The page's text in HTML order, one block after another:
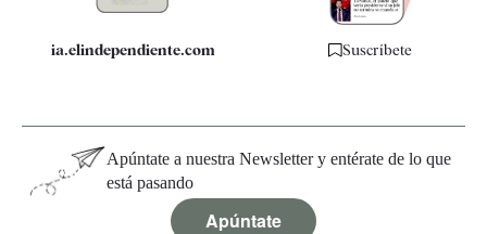
ia.elindependiente.com Suscríbete
Apúntate a nuestra Newsletter y entérate de lo que
está pasando
Apúntate